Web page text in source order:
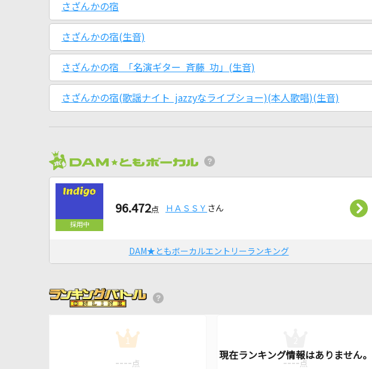
さざんかの宿
さざんかの宿(生音)
さざんかの宿 「名演ギター 斉藤 功」(生音)
さざんかの宿(歌謡ナイト jazzyなライブショー)(本人歌唱)(生音)
96.472点 ＨＡＳＳＹ さん
DAM★ともボーカルエントリーランキング
1
---- 点
---- 点